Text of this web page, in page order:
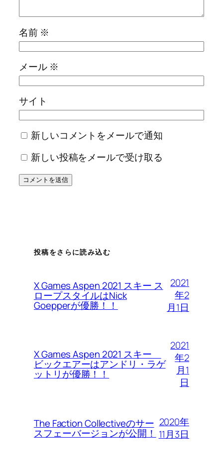
名前 ※
メール ※
サイト
新しいコメントをメールで通知
新しい投稿をメールで受け取る
投稿をさらに読み込む
X Games Aspen 2021 スキー ス
ロープスタイルはNick
Goepperが優勝！！
2021
年2
月1日
X Games Aspen 2021 スキー
ビックエアーはアンドリ・ラゲ
ットリが優勝！！
2021
年2
月1
日
The Faction Collectiveのサー
スフェーバージョンが公開！
2020年
11月3日